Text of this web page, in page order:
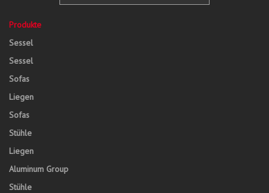
Produkte
Sessel
Sessel
Sofas
Liegen
Sofas
Stühle
Liegen
Aluminum Group
Stühle